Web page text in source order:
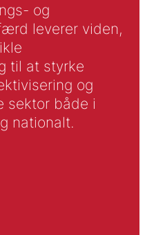
og
leverer viden,
til at styrke
og
sektor både i
nationalt.